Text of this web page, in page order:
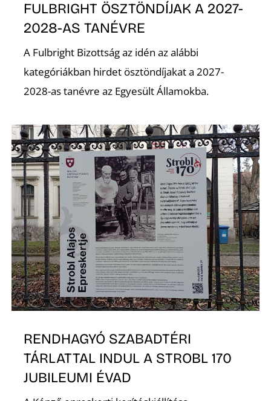
FULBRIGHT ÖSZTÖNDÍJAK A 2027-
2028-AS TANÉVRE
A Fulbright Bizottság az idén az alábbi
kategóriákban hirdet ösztöndíjakat a 2027-
2028-as tanévre az Egyesült Államokba.
RENDHAGYÓ SZABADTÉRI
TÁRLATTAL INDUL A STROBL 170
JUBILEUMI ÉVAD